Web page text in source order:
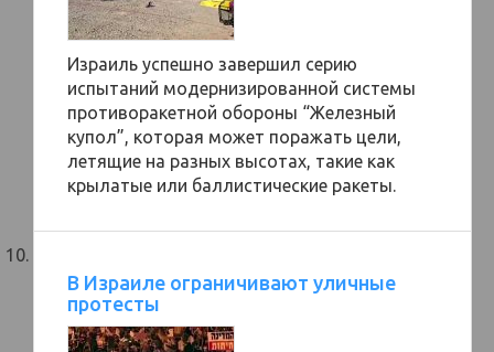
Израиль успешно завершил серию
испытаний модернизированной системы
противоракетной обороны “Железный
купол”, которая может поражать цели,
летящие на разных высотах, такие как
крылатые или баллистические ракеты.
В Израиле ограничивают уличные
протесты